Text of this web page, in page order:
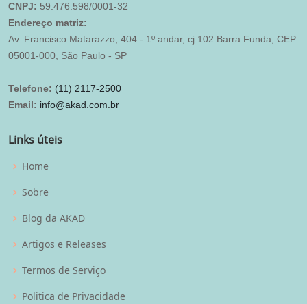
CNPJ: 59.476.598/0001-32
Endereço matriz:
Av. Francisco Matarazzo, 404 - 1º andar, cj 102 Barra Funda, CEP:
05001-000, São Paulo - SP
Telefone: (11) 2117-2500
Email: info@akad.com.br
Links úteis
Home
Sobre
Blog da AKAD
Artigos e Releases
Termos de Serviço
Politica de Privacidade